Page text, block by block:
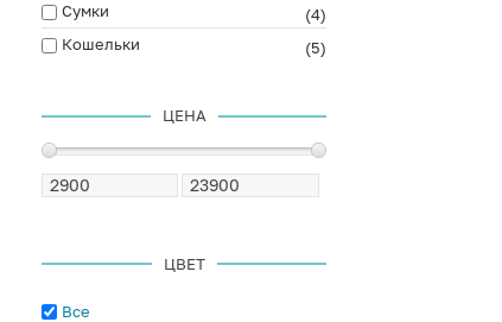
Сумки
(4)
Кошельки
(5)
ЦЕНА
ЦВЕТ
Все